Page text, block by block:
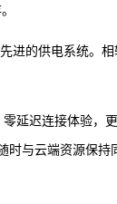
进的供电系统。相
延迟连接体验，
时与云端资源保持